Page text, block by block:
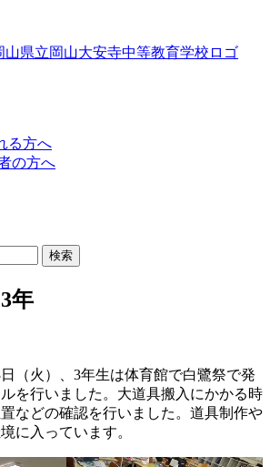
る方へ
の方へ
年
（火）、3年生は体育館で白鷺祭で発
を行いました。大道具搬入にかかる時
などの確認を行いました。道具制作や
に入っています。